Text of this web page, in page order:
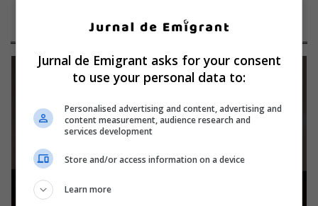
REBECCA
Jurnal de Emigrant asks for your consent
to use your personal data to:
Personalised advertising and content, advertising and
content measurement, audience research and
services development
Store and/or access information on a device
Learn more